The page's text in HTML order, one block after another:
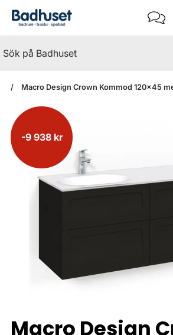
Macro Design Crown Kommod 120x45
-9 938 kr
Macro Design